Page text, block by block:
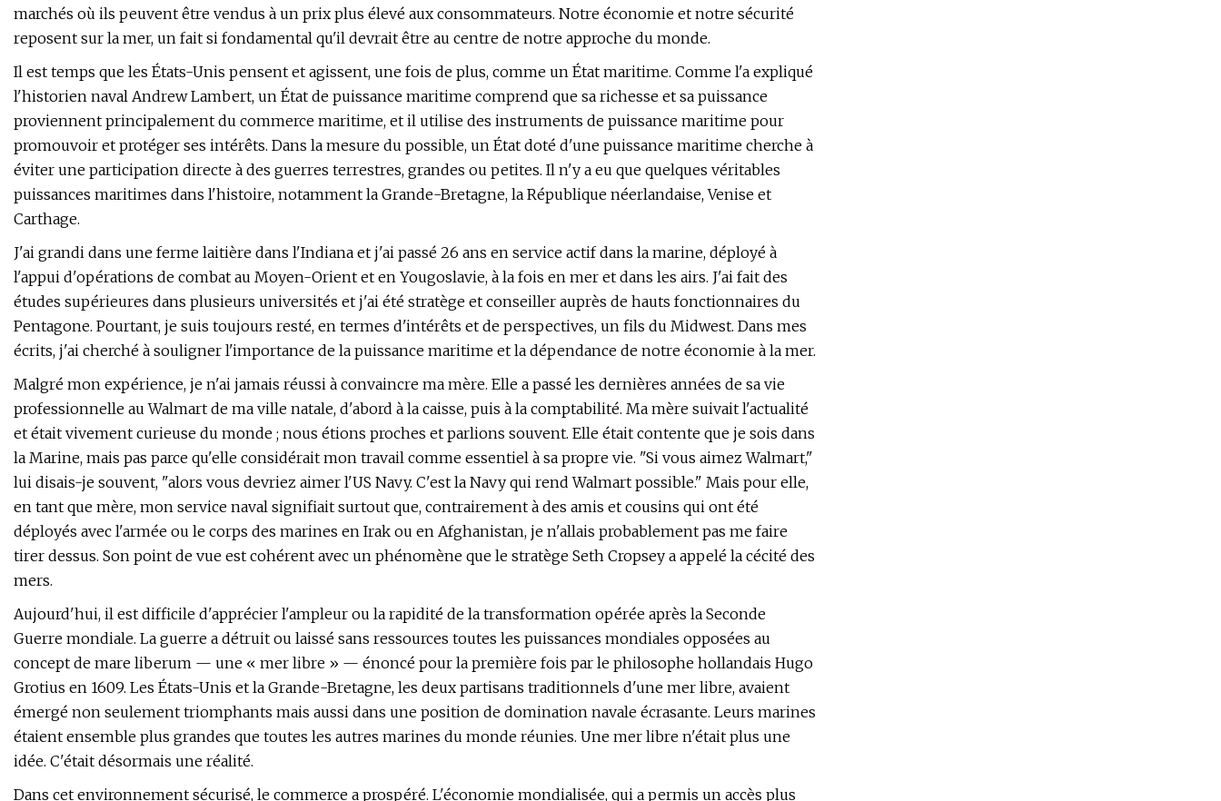
marchés où ils peuvent être vendus à un prix plus élevé aux consommateurs. Notre économie et notre sécurité
reposent sur la mer, un fait si fondamental qu'il devrait être au centre de notre approche du monde.
Il est temps que les États-Unis pensent et agissent, une fois de plus, comme un État maritime. Comme l'a expliqué
l'historien naval Andrew Lambert, un État de puissance maritime comprend que sa richesse et sa puissance
proviennent principalement du commerce maritime, et il utilise des instruments de puissance maritime pour
promouvoir et protéger ses intérêts. Dans la mesure du possible, un État doté d'une puissance maritime cherche à
éviter une participation directe à des guerres terrestres, grandes ou petites. Il n'y a eu que quelques véritables
puissances maritimes dans l'histoire, notamment la Grande-Bretagne, la République néerlandaise, Venise et
Carthage.
J'ai grandi dans une ferme laitière dans l'Indiana et j'ai passé 26 ans en service actif dans la marine, déployé à
l'appui d'opérations de combat au Moyen-Orient et en Yougoslavie, à la fois en mer et dans les airs. J'ai fait des
études supérieures dans plusieurs universités et j'ai été stratège et conseiller auprès de hauts fonctionnaires du
Pentagone. Pourtant, je suis toujours resté, en termes d'intérêts et de perspectives, un fils du Midwest. Dans mes
écrits, j'ai cherché à souligner l'importance de la puissance maritime et la dépendance de notre économie à la mer.
Malgré mon expérience, je n'ai jamais réussi à convaincre ma mère. Elle a passé les dernières années de sa vie
professionnelle au Walmart de ma ville natale, d'abord à la caisse, puis à la comptabilité. Ma mère suivait l'actualité
et était vivement curieuse du monde ; nous étions proches et parlions souvent. Elle était contente que je sois dans
la Marine, mais pas parce qu'elle considérait mon travail comme essentiel à sa propre vie. "Si vous aimez Walmart,"
lui disais-je souvent, "alors vous devriez aimer l'US Navy. C'est la Navy qui rend Walmart possible." Mais pour elle,
en tant que mère, mon service naval signifiait surtout que, contrairement à des amis et cousins ​​qui ont été
déployés avec l'armée ou le corps des marines en Irak ou en Afghanistan, je n'allais probablement pas me faire
tirer dessus. Son point de vue est cohérent avec un phénomène que le stratège Seth Cropsey a appelé la cécité des
mers.
Aujourd'hui, il est difficile d'apprécier l'ampleur ou la rapidité de la transformation opérée après la Seconde
Guerre mondiale. La guerre a détruit ou laissé sans ressources toutes les puissances mondiales opposées au
concept de mare liberum — une « mer libre » — énoncé pour la première fois par le philosophe hollandais Hugo
Grotius en 1609. Les États-Unis et la Grande-Bretagne, les deux partisans traditionnels d'une mer libre, avaient
émergé non seulement triomphants mais aussi dans une position de domination navale écrasante. Leurs marines
étaient ensemble plus grandes que toutes les autres marines du monde réunies. Une mer libre n'était plus une
idée. C'était désormais une réalité.
Dans cet environnement sécurisé, le commerce a prospéré. L'économie mondialisée, qui a permis un accès plus